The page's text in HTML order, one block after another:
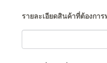
รายละเอียดสินค้าที่ต้องกา